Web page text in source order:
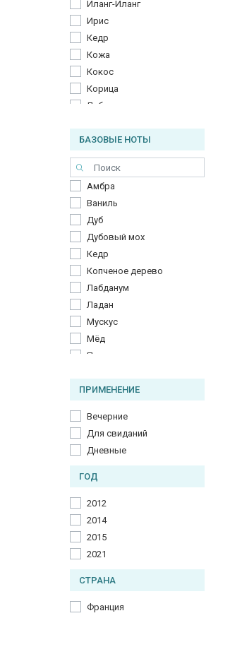
Иланг-Иланг
Ирис
Кедр
Кожа
Кокос
Корица
Лабданум
Мате
Ром
Табак
Фиалка
Шалфей
БАЗОВЫЕ НОТЫ
Амбра
Ваниль
Дуб
Дубовый мох
Кедр
Копченое дерево
Лабданум
Ладан
Мускус
Мёд
Пачули
Табак
ПРИМЕНЕНИЕ
Вечерние
Для свиданий
Дневные
ГОД
2012
2014
2015
2021
СТРАНА
Франция